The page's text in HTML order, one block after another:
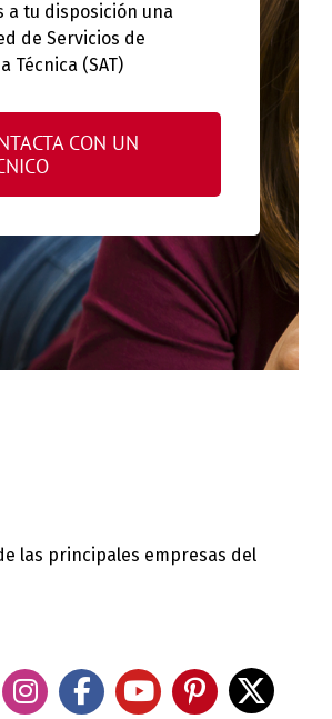
a tu disposición una
de Servicios de
Técnica (SAT)
CON UN
las principales empresas del